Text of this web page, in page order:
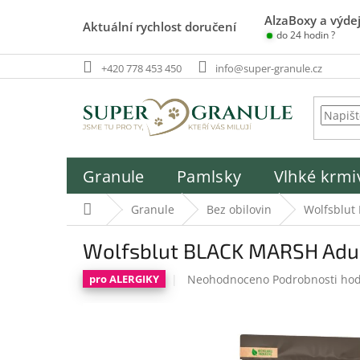
Aktuální rychlost doručení AlzaBoxy a
do 24 hodin ?
+420 778 453 450 info@super-granule.cz
Granule Pamlsky Vlhké
Domů Granule Bez obilovin Wolfsblut
Wolfsblut BLACK MARSH
pro ALERGIKY
Průměrné
Neohodnoceno Podrobnosti